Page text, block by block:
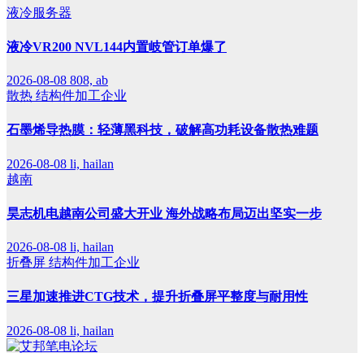
液冷服务器
液冷VR200 NVL144内置岐管订单爆了
2026-08-08 808, ab
散热 结构件加工企业
石墨烯导热膜：轻薄黑科技，破解高功耗设备散热难题
2026-08-08 li, hailan
越南
昊志机电越南公司盛大开业 海外战略布局迈出坚实一步
2026-08-08 li, hailan
折叠屏 结构件加工企业
三星加速推进CTG技术，提升折叠屏平整度与耐用性
2026-08-08 li, hailan